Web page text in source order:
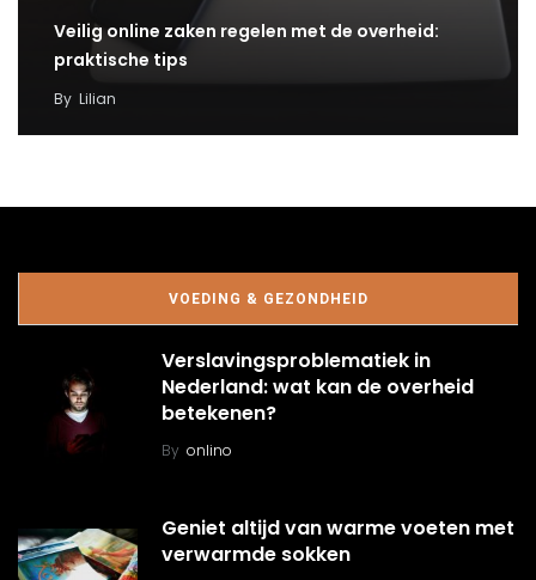
Veilig online zaken regelen met de overheid:
praktische tips
By Lilian
VOEDING & GEZONDHEID
Verslavingsproblematiek in
Nederland: wat kan de overheid
betekenen?
By onlino
Geniet altijd van warme voeten met
verwarmde sokken